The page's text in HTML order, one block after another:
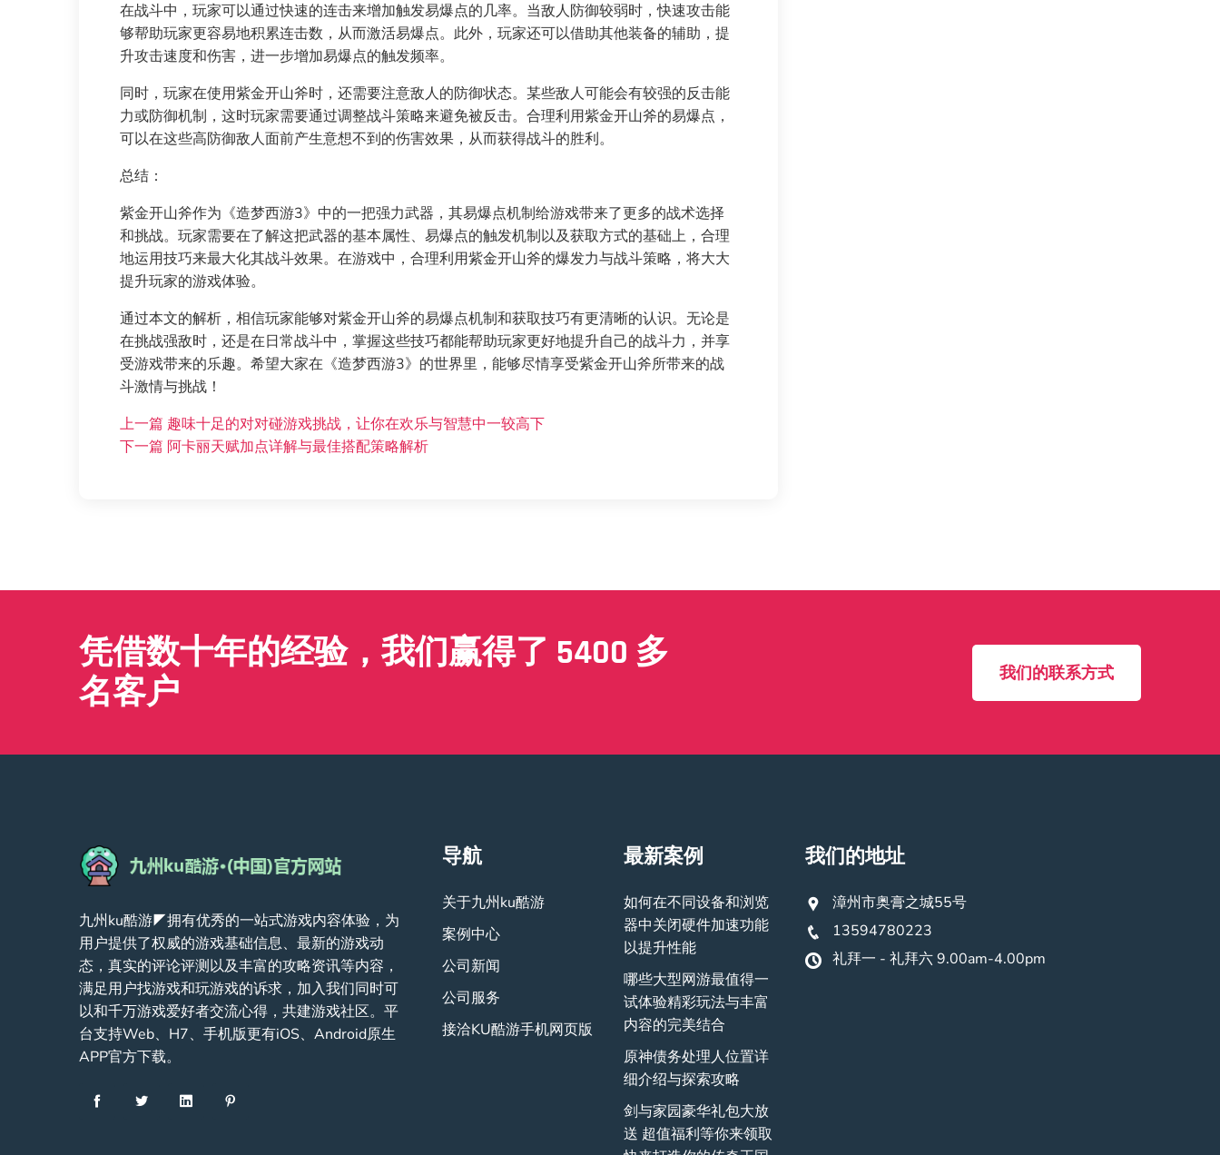
在战斗中，玩家可以通过快速的连击来增加触发易爆点的几率。当敌人防御较弱时，快速攻击能
够帮助玩家更容易地积累连击数，从而激活易爆点。此外，玩家还可以借助其他装备的辅助，提
升攻击速度和伤害，进一步增加易爆点的触发频率。
同时，玩家在使用紫金开山斧时，还需要注意敌人的防御状态。某些敌人可能会有较强的反击能
力或防御机制，这时玩家需要通过调整战斗策略来避免被反击。合理利用紫金开山斧的易爆点，
可以在这些高防御敌人面前产生意想不到的伤害效果，从而获得战斗的胜利。
总结：
紫金开山斧作为《造梦西游3》中的一把强力武器，其易爆点机制给游戏带来了更多的战术选择
和挑战。玩家需要在了解这把武器的基本属性、易爆点的触发机制以及获取方式的基础上，合理
地运用技巧来最大化其战斗效果。在游戏中，合理利用紫金开山斧的爆发力与战斗策略，将大大
提升玩家的游戏体验。
通过本文的解析，相信玩家能够对紫金开山斧的易爆点机制和获取技巧有更清晰的认识。无论是
在挑战强敌时，还是在日常战斗中，掌握这些技巧都能帮助玩家更好地提升自己的战斗力，并享
受游戏带来的乐趣。希望大家在《造梦西游3》的世界里，能够尽情享受紫金开山斧所带来的战
斗激情与挑战！
上一篇 趣味十足的对对碰游戏挑战，让你在欢乐与智慧中一较高下
下一篇 阿卡丽天赋加点详解与最佳搭配策略解析
凭借数十年的经验，我们赢得了 5400 多
名客户
我们的联系方式
九州ku酷游◤拥有优秀的一站式游戏内容体验，为
用户提供了权威的游戏基础信息、最新的游戏动
态，真实的评论评测以及丰富的攻略资讯等内容，
满足用户找游戏和玩游戏的诉求，加入我们同时可
以和千万游戏爱好者交流心得，共建游戏社区。平
台支持Web、H7、手机版更有iOS、Android原生
APP官方下载。
导航
关于九州ku酷游
案例中心
公司新闻
公司服务
接洽KU酷游手机网页版
最新案例
如何在不同设备和浏览
器中关闭硬件加速功能
以提升性能
哪些大型网游最值得一
试体验精彩玩法与丰富
内容的完美结合
原神债务处理人位置详
细介绍与探索攻略
剑与家园豪华礼包大放
送 超值福利等你来领取
我们的地址
漳州市奥膏之城55号
13594780223
礼拜一 - 礼拜六 9.00am-4.00pm